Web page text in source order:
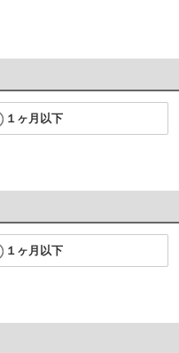
１ヶ月以下
１ヶ月以下